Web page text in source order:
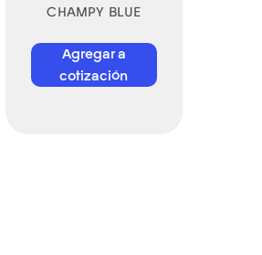
CHAMPY BLUE
Agregar a
cotización